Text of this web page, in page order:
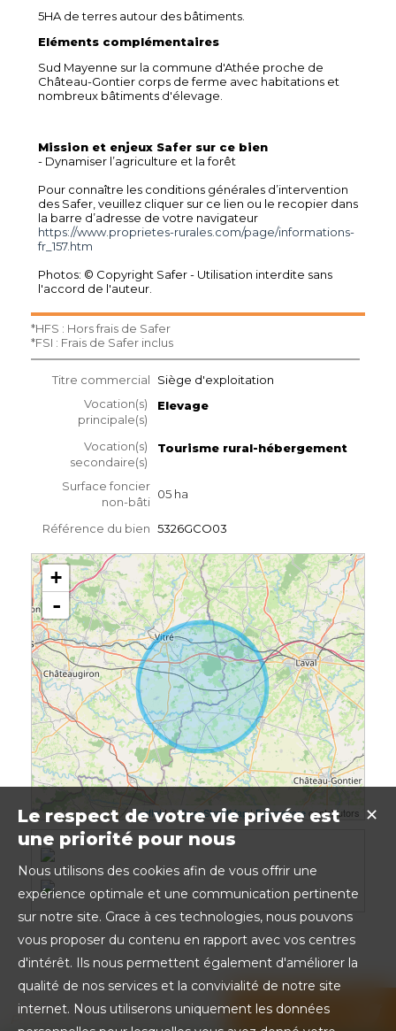
5HA de terres autour des bâtiments.
Eléments complémentaires
Sud Mayenne sur la commune d'Athée proche de
Château-Gontier corps de ferme avec habitations et
nombreux bâtiments d'élevage.
Mission et enjeux Safer sur ce bien
- Dynamiser l’agriculture et la forêt
Pour connaître les conditions générales d’intervention
des Safer, veuillez cliquer sur ce lien ou le recopier dans
la barre d’adresse de votre navigateur
https://www.proprietes-rurales.com/page/informations-
fr_157.htm
Photos: © Copyright Safer - Utilisation interdite sans
l'accord de l'auteur.
*HFS : Hors frais de Safer
*FSI : Frais de Safer inclus
Titre commercial
Siège d'exploitation
Vocation(s)
principale(s)
Elevage
Vocation(s)
secondaire(s)
Tourisme rural-hébergement
Surface foncier
non-bâti
05 ha
Référence du bien 5326GCO03
+
-
Leaflet| ©OpenStreetMap|Foursquarecontributors
Partager sur les réseaux sociaux
✕
Le respect de votre vie privée est
une priorité pour nous
Nous utilisons des cookies afin de vous offrir une
expérience optimale et une communication pertinente
sur notre site. Grace à ces technologies, nous pouvons
vous proposer du contenu en rapport avec vos centres
d'intérêt. Ils nous permettent également d'améliorer la
qualité de nos services et la convivialité de notre site
internet. Nous utiliserons uniquement les données